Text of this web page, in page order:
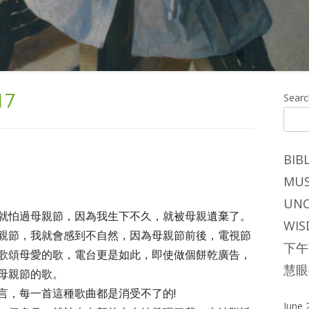
怕過母親節，因為我生下不久，就被母親遺棄了。
節，我就會感到不自然，因為母親節前後，電視節
頌母愛的歌，電台更是如此，即使做個餅乾廣告，
親節的歌。
，每一首這種歌曲都是消受不了的!
下
慧
June